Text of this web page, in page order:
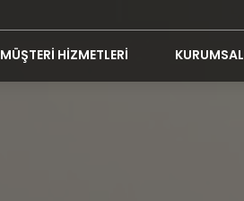
MÜŞTERİ HİZMETLERİ KURUMSAL